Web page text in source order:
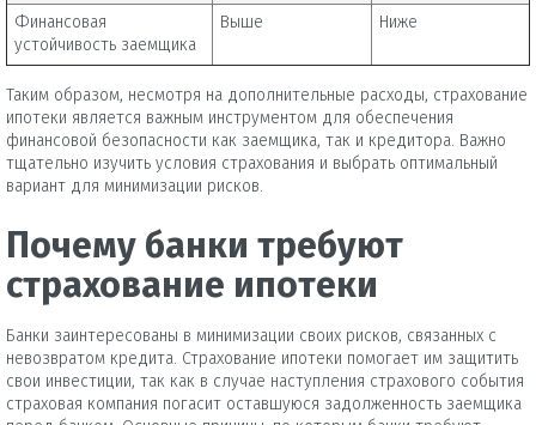
Финансовая
устойчивость заемщика
Выше Ниже
Таким образом, несмотря на дополнительные расходы, страхование
ипотеки является важным инструментом для обеспечения
финансовой безопасности как заемщика, так и кредитора. Важно
тщательно изучить условия страхования и выбрать оптимальный
вариант для минимизации рисков.
Почему банки требуют
страхование ипотеки
Банки заинтересованы в минимизации своих рисков, связанных с
невозвратом кредита. Страхование ипотеки помогает им защитить
свои инвестиции, так как в случае наступления страхового события
страховая компания погасит оставшуюся задолженность заемщика